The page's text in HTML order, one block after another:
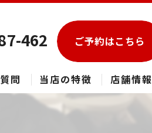
462 ご予約はこちら
問 当店の特徴 店舗情報